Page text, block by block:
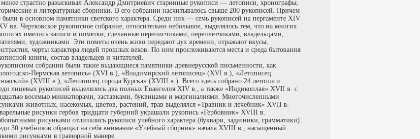
страстно разыскивал Александр Дмитриевич старинные рукописи — летописи, хронографы,
и литературные сборники. В его собрании насчитывалось свыше 200 рукописей. Причем
были в основном памятники светского характера. Среди них — семь рукописей на пергаменте XIV
вв. Чертковское рукописное собрание, относительно небольшое, выделялось тем, что на многих
имелись записи и пометки, сделанные переписчиками, переплетчиками, владельцами,
художниками. Эти пометы очень живо передают дух времени, отражают вкусы,
черты характера людей прошлых веков. По ним прослеживаются места и среда бытования
книги, состав владельцев и читателей.
собрании были такие выдающиеся памятники древнерусской письменности, как
Пермская летопись» (XVI в.), «Владимирский летописец» (XVI в.), «Летописец
(XVIII в.), «Летописец города Курска» (XVIII в.). Всего здесь собрано 24 летописи.
лицевых рукописей выделялись два полных Евангелия XIV в., а также «Индикоплав» XVII в. с
восемью миниатюрами, заставками, буквицами и маргиналиями. Многочисленными
животных, насекомых, цветов, растений, трав выделялся «Травник и лечебник» XVII в.
рисунки гербов тридцати губерний украшали рукопись «Гербовник» XVIII в.
рисунками отличались рукописи учебного характера (буквари, задачники, грамматики).
30 учебников обращал на себя внимание «Учебный сборник» начала XVIII в., насыщенный
рисунками в гравюрной манере.